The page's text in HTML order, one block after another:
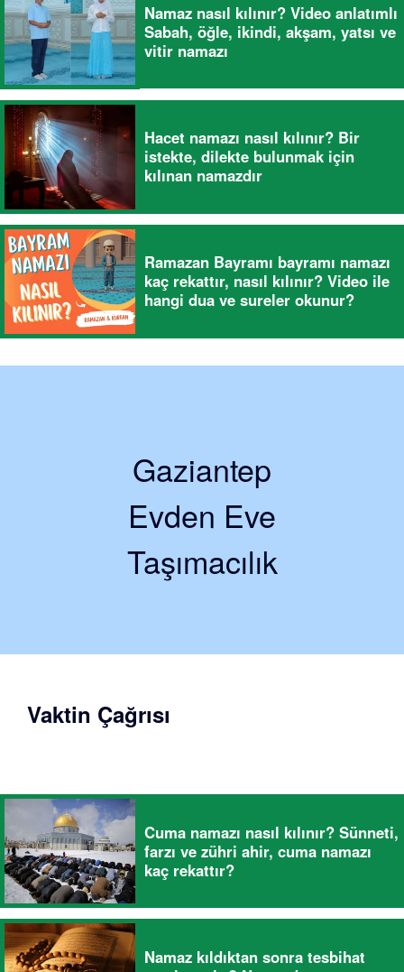
Namaz nasıl kılınır? Video anlatımlı
Sabah, öğle, ikindi, akşam, yatsı ve
vitir namazı
Hacet namazı nasıl kılınır? Bir
istekte, dilekte bulunmak için
kılınan namazdır
Ramazan Bayramı bayramı namazı
kaç rekattır, nasıl kılınır? Video ile
hangi dua ve sureler okunur?
Gaziantep
Evden Eve
Taşımacılık
Vaktin Çağrısı
Cuma namazı nasıl kılınır? Sünneti,
farzı ve zühri ahir, cuma namazı
kaç rekattır?
Namaz kıldıktan sonra tesbihat